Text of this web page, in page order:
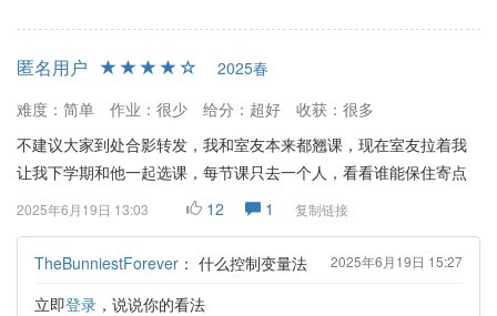
匿名用户
2025春
难度：简单
作业：很少 给分：超好
收获：很多
不建议大家到处合影转发，我和室友本来都翘课，现在室友拉着我
让我下学期和他一起选课，每节课只去一个人，看看谁能保住寄点
2025年6月19日 13:03 12 1 复制链接
TheBunniestForever ： 什么控制变量法 2025年6月19日 15:27
立即登录 ，说说你的看法